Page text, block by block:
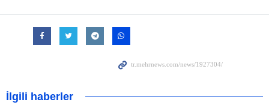
İlgili haberler